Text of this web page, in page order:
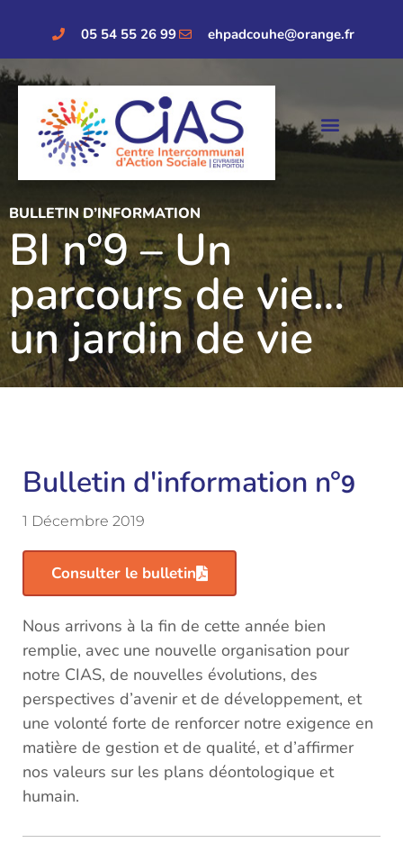
05 54 55 26 99 ehpadcouhe@orange.fr
BULLETIN D’INFORMATION
BI n°9 – Un
parcours de vie…
un jardin de vie
Bulletin d'information n°9
1 Décembre 2019
Consulter le bulletin
Nous arrivons à la fin de cette année bien
remplie, avec une nouvelle organisation pour
notre CIAS, de nouvelles évolutions, des
perspectives d’avenir et de développement, et
une volonté forte de renforcer notre exigence en
matière de gestion et de qualité, et d’affirmer
nos valeurs sur les plans déontologique et
humain.